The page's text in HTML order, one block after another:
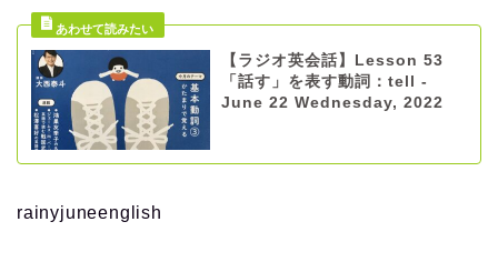
【ラジオ英会話】Lesson 53
「話す」を表す動詞：tell -
June 22 Wednesday, 2022
rainyjuneenglish